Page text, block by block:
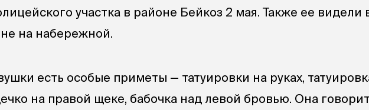
участка в районе Бейкоз 2 мая. Также ее видели
на набережной.
есть особые приметы — татуировки на руках,
на правой щеке, бабочка над левой бровью. Она говорит